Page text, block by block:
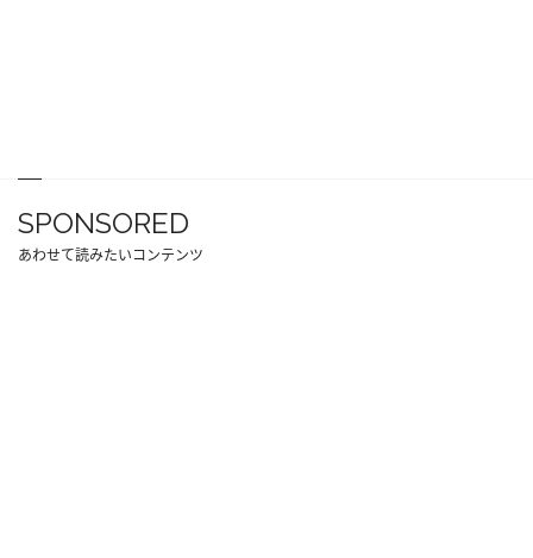
SPONSORED
あわせて読みたいコンテンツ